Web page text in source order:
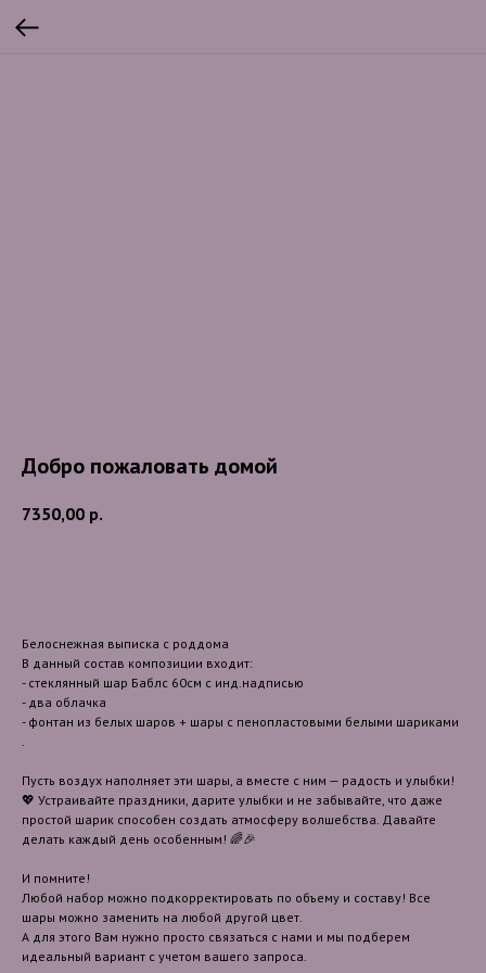
Добро пожаловать домой
7350,00 р.
Белоснежная выписка с роддома
В данный состав композиции входит:
- стеклянный шар Баблс 60см с инд.надписью
- два облачка
- фонтан из белых шаров + шары с пенопластовыми белыми шариками
Пусть воздух наполняет эти шары, а вместе с ним — радость и улыбки!
💖 Устраивайте праздники, дарите улыбки и не забывайте, что даже
простой шарик способен создать атмосферу волшебства. Давайте
делать каждый день особенным! 🌈🎉
И помните!
Любой набор можно подкорректировать по объему и составу! Все
шары можно заменить на любой другой цвет.
А для этого Вам нужно просто связаться с нами и мы подберем
идеальный вариант с учетом вашего запроса.